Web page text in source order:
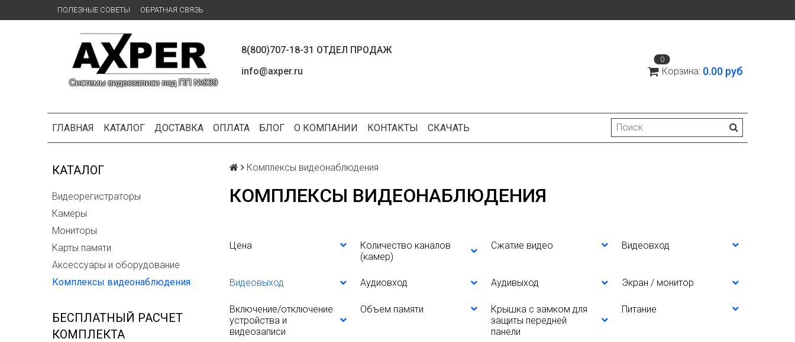
ПОЛЕЗНЫЕ СОВЕТЫ ОБРАТНАЯ СВЯЗЬ
8(800)707-18-31 ОТДЕЛ ПРОДАЖ
info@axper.ru
0
Корзина: 0.00 руб
ГЛАВНАЯ КАТАЛОГ ДОСТАВКА ОПЛАТА БЛОГ О КОМПАНИИ КОНТАКТЫ СКАЧАТЬ
КАТАЛОГ
Видеорегистраторы
Камеры
Мониторы
Карты памяти
Аксессуары и оборудование
Комплексы видеонаблюдения
БЕСПЛАТНЫЙ РАСЧЕТ
КОМПЛЕКТА
Комплексы видеонаблюдения
КОМПЛЕКСЫ ВИДЕОНАБЛЮДЕНИЯ
Цена
Количество каналов
(камер)
Сжатие видео Видеовход
Видеовыход Аудиовход Аудивыход Экран / монитор
Включение/отключение
устройства и
видеозаписи
Объем памяти
Крышка с замком для
защиты передней
панели
Питание